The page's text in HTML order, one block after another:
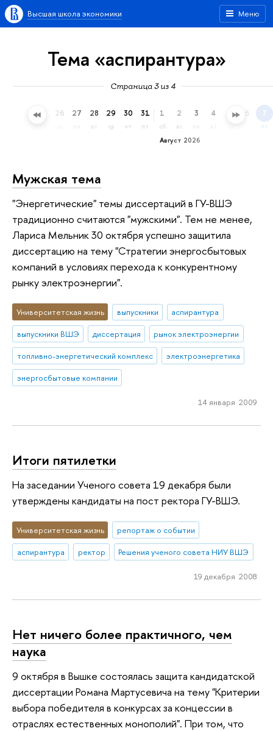
Меню
Высшая школа экономики
Тема «аспирантура»
Страница 3 из 4
25 26 27 28
вт
29
ср
30
чт
31
пт
Август 2026
1
сб
2
вс
3 4 5 6 7
пт
Мужская тема
"Энергетические" темы диссертаций в ГУ-ВШЭ
традиционно считаются "мужскими". Тем не менее,
Лариса Мельник 30 октября успешно защитила
диссертацию на тему "Стратегии энергосбытовых
компаний в условиях перехода к конкурентному
рынку электроэнергии".
Университетская жизнь выпускники
аспирантура
выпускники ВШЭ
диссертация
рынок электроэнергии
топливно-энергетический комплекс
электроэнергетика
энергосбытовые компании
14 января 2009
Итоги пятилетки
На заседании Ученого совета 19 декабря были
утверждены кандидаты на пост ректора ГУ-ВШЭ.
Университетская жизнь
репортаж о событии
аспирантура
ректор Решения ученого совета НИУ ВШЭ
19 декабря 2008
Нет ничего более практичного, чем
наука
9 октября в Вышке состоялась защита кандидатской
диссертации Романа Мартусевича на тему "Критерии
выбора победителя в конкурсах за концессии в
отраслях естественных монополий". При том, что